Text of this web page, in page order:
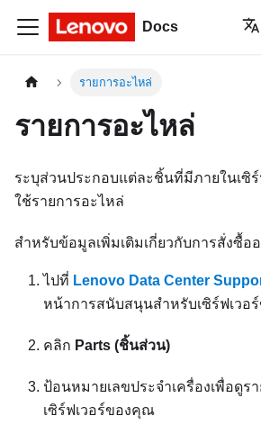
Docs
รายการอะไหล่
รายการอะไหล่
ระบุส่วนประกอบแต่ละชิ้นที่มีภายในเซิ
ใช้รายการอะไหล่
สำหรับข้อมูลเพิ่มเติมเกี่ยวกับการสั่งซื้อ
ไปที่ Lenovo Data Center
หน้าการสนับสนุนสำหรับเซิร์ฟเวอ
คลิก Parts (ชิ้นส่วน)
ป้อนหมายเลขประจำเครื่องเพื่อดูร
เซิร์ฟเวอร์ของคุณ